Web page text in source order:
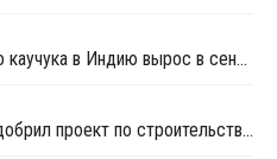
Импорт этилен-пропиленового каучука в Индию вырос в сентябре почти на 20%
Совет директоров Indian Oil одобрил проект по строительству завода параксилола и ТФК в Индии